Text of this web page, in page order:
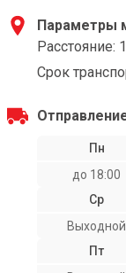
Параметры
Расстояние:
Срок
Пн
до 18:00
Ср
Выходной
Пт